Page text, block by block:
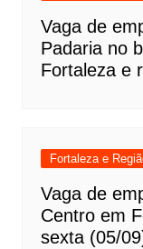
Vaga de
Padaria no
Fortaleza e
Fortaleza e
Vaga de
Centro em
sexta (05/